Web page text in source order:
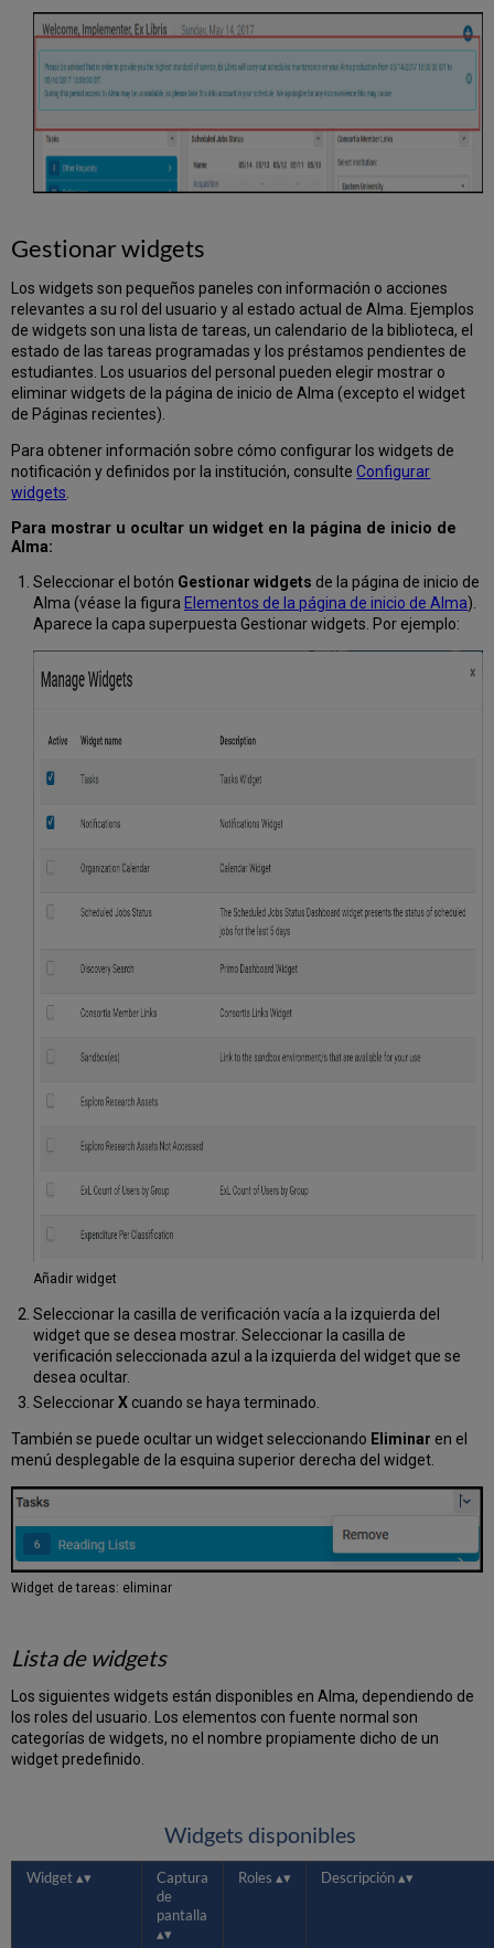
Pestañas
Asignado
a
mí,
Sin
asignar,
Asignado
a
Gestión
notas
en
la
pestaña
Notas
Notas
activas
e
inactivas
Pestaña
Historial
Listas
desplegables
y
rápidas
Listas
tablas
Alma
de
comunes
de
lista
múltiples
Lista
registro
búsqueda
Configurar
apariencia
de
lista
registro
Tablas
de
de
código
Tablas
reglas
Acciones
de
Añadir
Gestionar widgets
Los widgets son pequeños paneles con información o acciones
relevantes a su rol del usuario y al estado actual de Alma. Ejemplos
de widgets son una lista de tareas, un calendario de la biblioteca, el
estado de las tareas programadas y los préstamos pendientes de
estudiantes. Los usuarios del personal pueden elegir mostrar o
eliminar widgets de la página de inicio de Alma (excepto el widget
de Páginas recientes).
Para obtener información sobre cómo configurar los widgets de
notificación y definidos por la institución, consulteConfigurar
widgets
Para mostrar u ocultar un widget en la página de inicio de
Alma:
Seleccionar el botón Gestionar widgets de la página de inicio de
Alma (véase la figura Elementos de la página de inicio de Alma).
Aparece la capa superpuesta Gestionar widgets. Por ejemplo:
Añadir widget
Seleccionar la casilla de verificación vacía a la izquierda del
widget que se desea mostrar. Seleccionar la casilla de
verificación seleccionada azul a la izquierda del widget que se
desea ocultar.
SeleccionarXcuando se haya terminado.
También se puede ocultar un widget seleccionando Eliminar en el
menú desplegable de la esquina superior derecha del widget.
Widget de tareas: eliminar
Lista de widgets
Los siguientes widgets están disponibles en Alma, dependiendo de
los roles del usuario. Los elementos con fuente normal son
categorías de widgets, no el nombre propiamente dicho de un
widget predefinido.
Widgets disponibles
Widget
Captura
de
pantalla
Roles Descripción